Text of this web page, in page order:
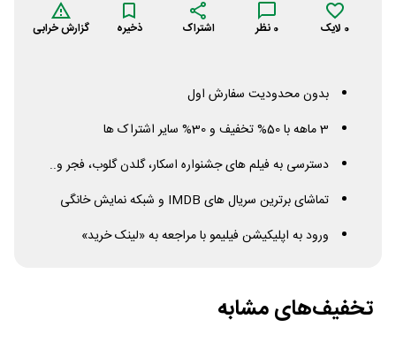
0 لایک 0 نظر اشتراک ذخیره گزارش خرابی
بدون محدودیت سفارش اول
3 ماهه با 50% تخفیف و 30% سایر اشتراک ها
دسترسی به فیلم های جشنواره اسکار، گلدن گلوب، فجر و..
تماشای برترین سریال های IMDB و شبکه نمایش خانگی
ورود به اپلیکیشن فیلیمو با مراجعه به «لینک خرید»
تخفیف‌های مشابه